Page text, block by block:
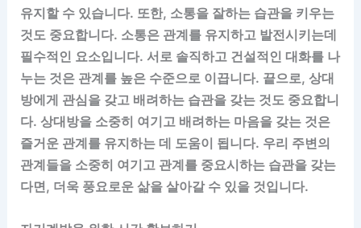
유지할 수 있습니다. 또한, 소통을 잘하는 습관을 키우는
것도 중요합니다. 소통은 관계를 유지하고 발전시키는데
필수적인 요소입니다. 서로 솔직하고 건설적인 대화를 나
누는 것은 관계를 높은 수준으로 이끕니다. 끝으로, 상대
방에게 관심을 갖고 배려하는 습관을 갖는 것도 중요합니
다. 상대방을 소중히 여기고 배려하는 마음을 갖는 것은
즐거운 관계를 유지하는 데 도움이 됩니다. 우리 주변의
관계들을 소중히 여기고 관계를 중요시하는 습관을 갖는
다면, 더욱 풍요로운 삶을 살아갈 수 있을 것입니다.